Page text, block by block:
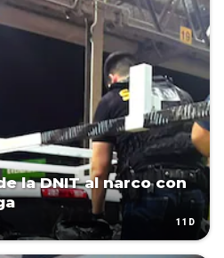
la DNIT al narco con
11D